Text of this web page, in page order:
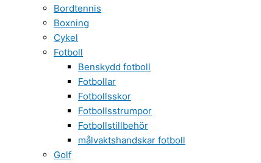
Bordtennis
Boxning
Cykel
Fotboll
Benskydd fotboll
Fotbollar
Fotbollsskor
Fotbollsstrumpor
Fotbollstillbehör
målvaktshandskar fotboll
Golf